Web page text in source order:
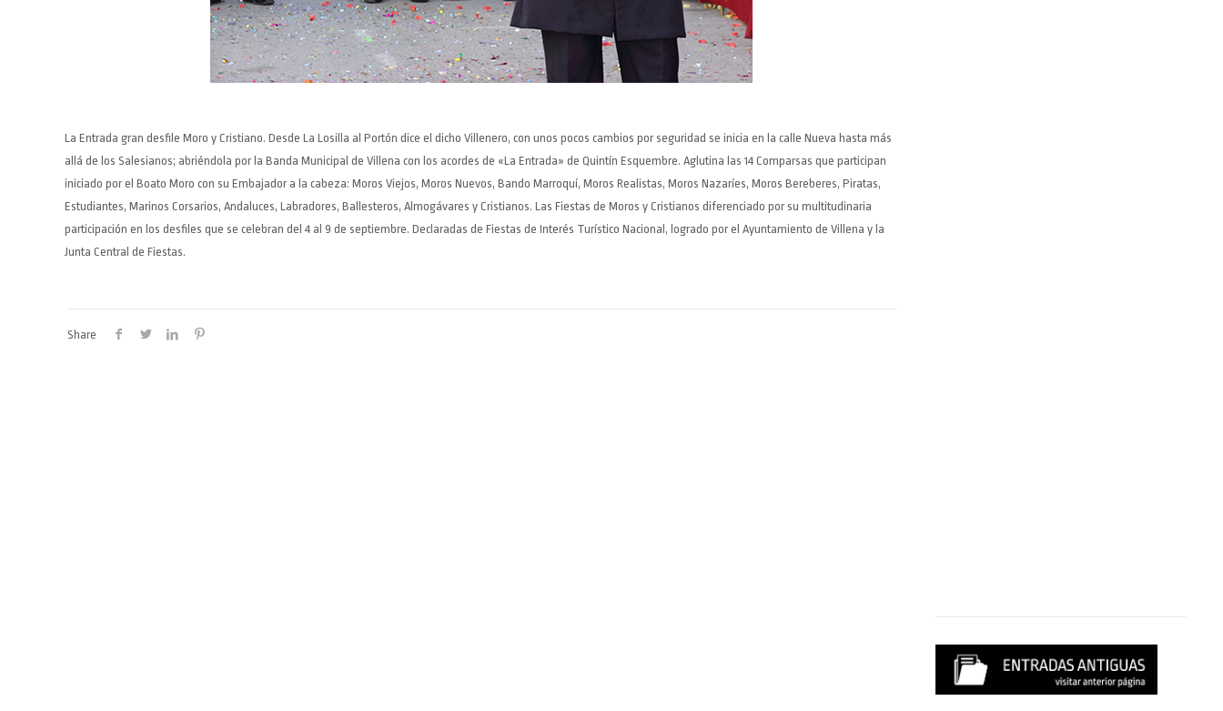
La Entrada gran desfile Moro y Cristiano. Desde La Losilla al Portón dice el dicho Villenero, con unos pocos cambios por seguridad se inicia en la calle Nueva hasta más
allá de los Salesianos; abriéndola por la Banda Municipal de Villena con los acordes de «La Entrada» de Quintín Esquembre. Aglutina las 14 Comparsas que participan
iniciado por el Boato Moro con su Embajador a la cabeza: Moros Viejos, Moros Nuevos, Bando Marroquí, Moros Realistas, Moros Nazaríes, Moros Bereberes, Piratas,
Estudiantes, Marinos Corsarios, Andaluces, Labradores, Ballesteros, Almogávares y Cristianos. Las Fiestas de Moros y Cristianos diferenciado por su multitudinaria
participación en los desfiles que se celebran del 4 al 9 de septiembre. Declaradas de Fiestas de Interés Turístico Nacional, logrado por el Ayuntamiento de Villena y la
Junta Central de Fiestas.
Share